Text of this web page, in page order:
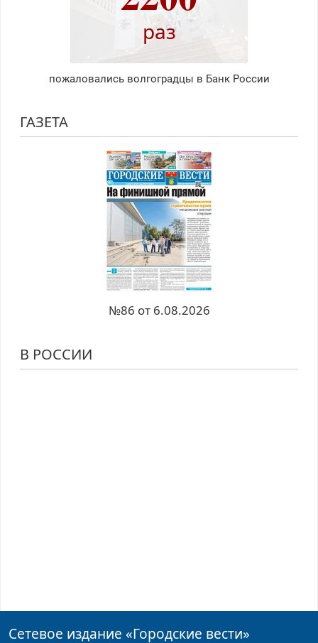
раз
пожаловались волгоградцы в Банк России
ГАЗЕТА
№86 от 6.08.2026
В РОССИИ
Сетевое издание «Городские вести»